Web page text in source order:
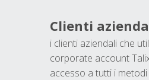
Clienti
i clienti aziendali che
corporate account
accesso a tutti i